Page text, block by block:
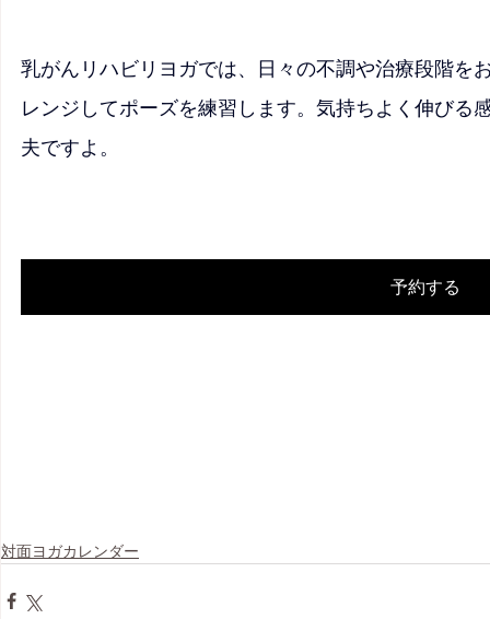
乳がんリハビリヨガでは、日々の不調や治療段階を
レンジしてポーズを練習します。気持ちよく伸びる
夫ですよ。
予約する
対面ヨガカレンダー